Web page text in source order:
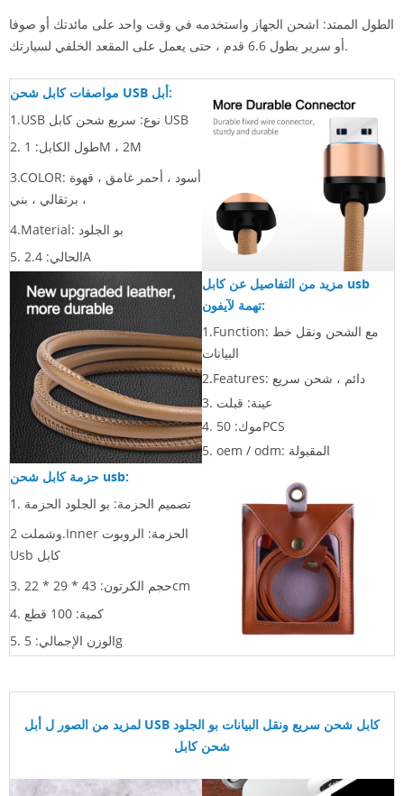
الطول الممتد: اشحن الجهاز واستخدمه في وقت واحد على مائدتك أو صوفا
أو سرير بطول 6.6 قدم ، حتى يعمل على المقعد الخلفي لسيارتك.
مواصفات كابل شحن USB أبل:
1.USB نوع: سريع شحن كابل USB
2.
طول الكابل: 1M ، 2M
3.COLOR:
، برتقالي ، بني
4.Material: بو الجلود
5.
الحالي: 2.4A
مزيد من التفاصيل عن كابل usb
تهمة لآيفون:
1.Function:
البيانات
2.Features: دائم ، شحن سريع
3. عينة: قبلت
4.
موك: 50PCS
5. oem / odm: المقبولة
حزمة كابل شحن usb:
1. تصميم الحزمة: بو الجلود الحزمة
وشملت 2.Inner الحزمة: الروبوت
Usb كابل
3. حجم الكرتون: 43 * 29 * 22cm
4. كمية: 100 قطع
5. الوزن الإجمالي: 5g
لمزيد من الصور ل أبل USB كابل شحن سريع ونقل البيانات بو الجلود
شحن كابل